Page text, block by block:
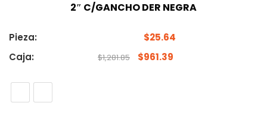
2″ C/GANCHO DER NEGRA
Pieza: $25.64
Caja:
$1,281.85 $961.39